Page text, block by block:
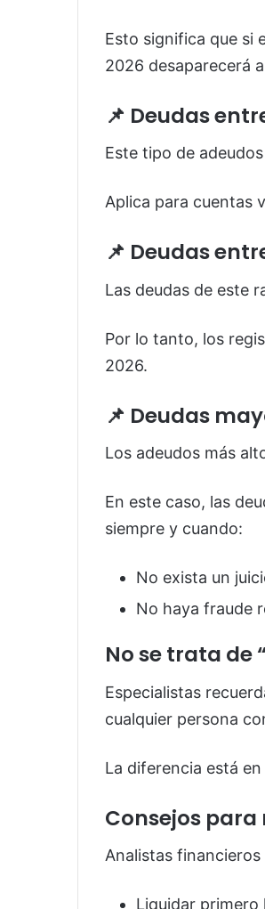
Esto significa que si
2026 desaparecerá
📌 Deudas
Este tipo de
Aplica para cuentas
📌 Deudas
Las deudas de este
Por lo tanto, los
2026.
📌 Deudas
Los adeudos más
En este caso, las
siempre y cuando:
No exista un
No haya fraude
No se trata de
Especialistas
cualquier persona
La diferencia está
Consejos
Analistas
Liquidar primero